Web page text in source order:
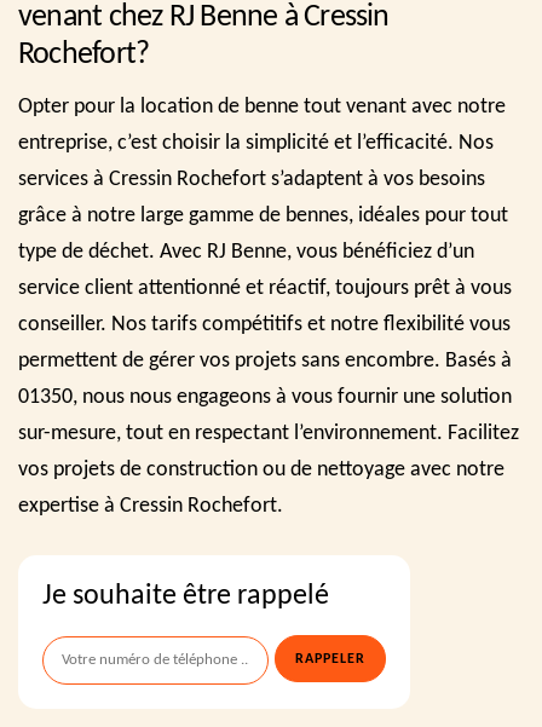
venant chez RJ Benne à Cressin
Rochefort?
Opter pour la location de benne tout venant avec notre
entreprise, c’est choisir la simplicité et l’efficacité. Nos
services à Cressin Rochefort s’adaptent à vos besoins
grâce à notre large gamme de bennes, idéales pour tout
type de déchet. Avec RJ Benne, vous bénéficiez d’un
service client attentionné et réactif, toujours prêt à vous
conseiller. Nos tarifs compétitifs et notre flexibilité vous
permettent de gérer vos projets sans encombre. Basés à
01350, nous nous engageons à vous fournir une solution
sur-mesure, tout en respectant l’environnement. Facilitez
vos projets de construction ou de nettoyage avec notre
expertise à Cressin Rochefort.
Je souhaite être rappelé